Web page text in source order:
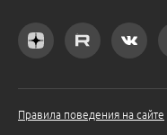
Правила поведения на сайте